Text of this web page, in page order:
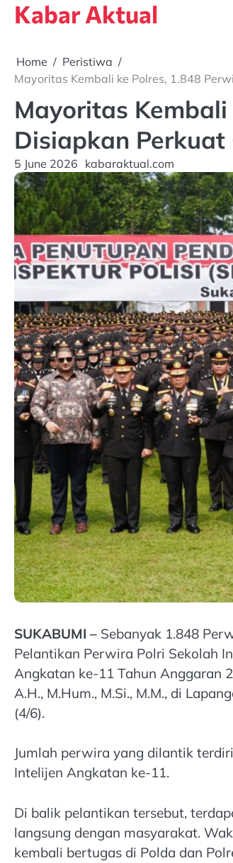
SkipKabar Aktual
Home
Peristiwa
Mayoritas Kembali ke Polres, 1.848
Mayoritas
Disiapkan Perkuat
5 June 2026 kabaraktual.com
SUKABUMI – Sebanyak 1.848
Pelantikan Perwira Polri Sekolah
Angkatan ke-11 Tahun Anggaran
A.H., M.Hum., M.Si., M.M., di
(4/6).
Jumlah perwira yang dilantik
Intelijen Angkatan ke-11.
Di balik pelantikan tersebut,
langsung dengan masyarakat.
kembali bertugas di Polda dan